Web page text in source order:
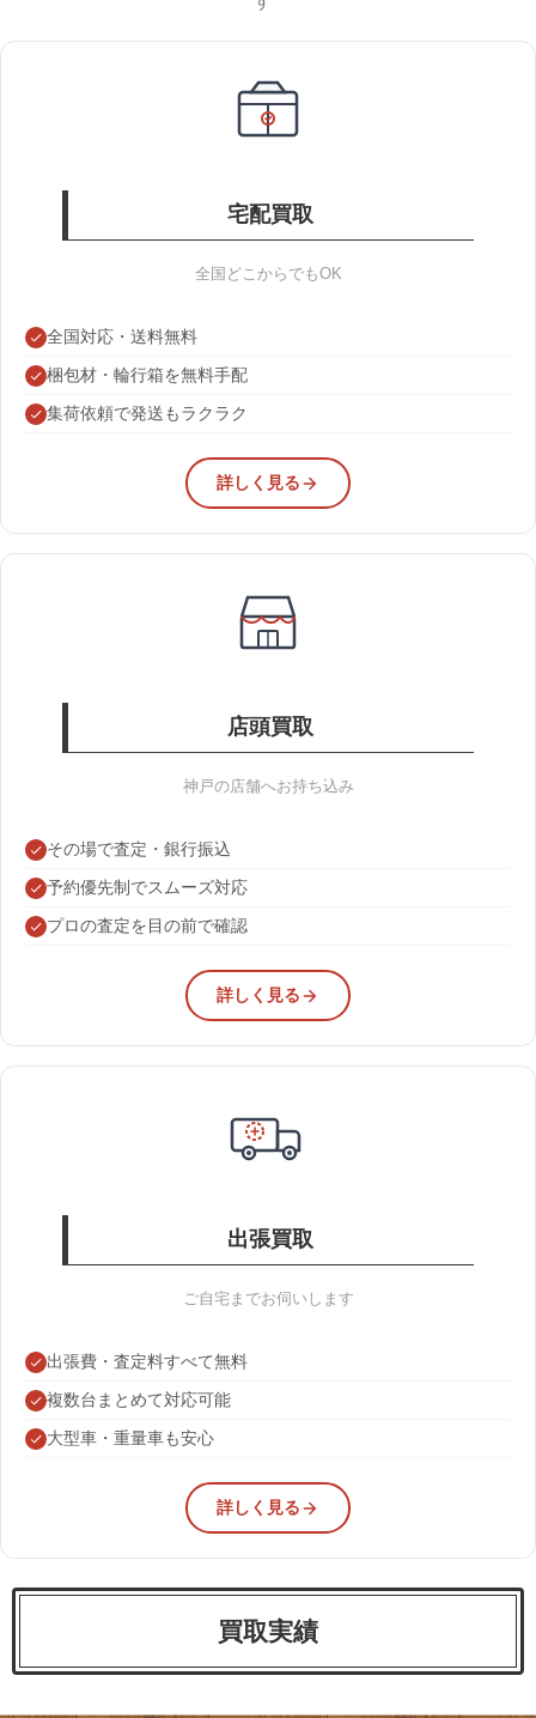
宅配買取
全国どこからでもOK
全国対応・送料無料
梱包材・輪行箱を無料手配
集荷依頼で発送もラクラク
詳しく見る
店頭買取
神戸の店舗へお持ち込み
その場で査定・銀行振込
予約優先制でスムーズ対応
プロの査定を目の前で確認
詳しく見る
出張買取
ご自宅までお伺いします
出張費・査定料すべて無料
複数台まとめて対応可能
大型車・重量車も安心
詳しく見る
買取実績